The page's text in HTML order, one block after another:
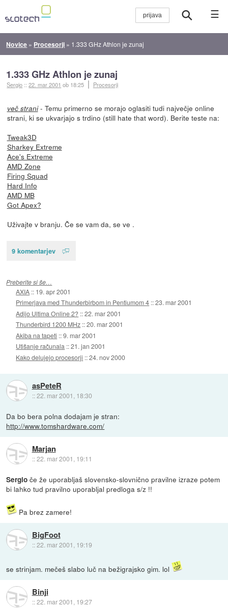
☰
Novice » Procesorji » 1.333 GHz Athlon je zunaj
1.333 GHz Athlon je zunaj
Sergio ::22. mar 2001 ob 18:25 Procesorji
več strani- Temu primerno se morajo oglasiti tudi največje online
strani, ki se ukvarjajo s trdino (still hate that word). Berite teste na:
Tweak3D
Sharkey Extreme
Ace's Extreme
AMD Zone
Firing Squad
Hard Info
AMD MB
Got Apex?
Uživajte v branju. Če se vam da, se ve .
9 komentarjev
Preberite si še…
AXIA :: 19. apr 2001
Primerjava med Thunderbirbom in Pentiumom 4 ::23. mar 2001
Adijo Ultima Online 2? ::22. mar 2001
Thunderbird 1200 MHz ::20. mar 2001
Akiba na tapeti ::9. mar 2001
Utišanje računala ::21. jan 2001
Kako delujejo procesorji ::24. nov 2000
asPeteR
::22. mar 2001, 18:30
Da bo bera polna dodajam je stran:
http://www.tomshardware.com/
Marjan
::22. mar 2001, 19:11
Sergioče že uporabljaš slovensko-slovnično pravilne izraze potem
bi lahko tud pravilno uporabljal predloga s/z !!
Pa brez zamere!
BigFoot
::22. mar 2001, 19:19
se strinjam. mečeš slabo luč na bežigrajsko gim. lol
Binji
::22. mar 2001, 19:27